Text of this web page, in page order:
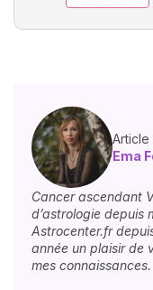
Ema
Cancer ascendant
d’astrologie depuis
Astrocenter.fr
année un plaisir de
mes connaissances.